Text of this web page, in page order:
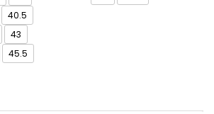
40.5
43
45.5